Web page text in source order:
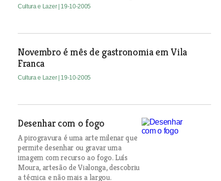
Cultura e Lazer | 19-10-2005
Novembro é mês de gastronomia em Vila
Franca
Cultura e Lazer | 19-10-2005
Desenhar com o fogo
A pirogravura é uma arte milenar que
permite desenhar ou gravar uma
imagem com recurso ao fogo. Luís
Moura, artesão de Vialonga, descobriu
a técnica e não mais a largou.